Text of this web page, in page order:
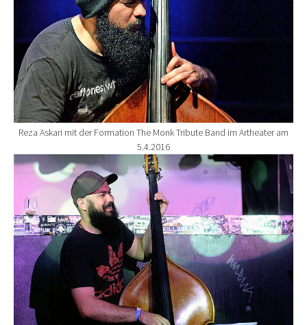
Reza Askari mit der Formation The Monk Tribute Band im Artheater am
5.4.2016
Show larger version for: